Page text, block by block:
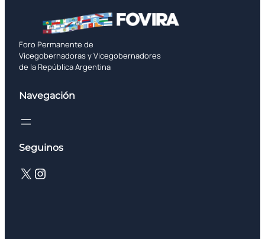
Foro Permanente de
Vicegobernadoras y Vicegobernadores
de la República Argentina
Navegación
Seguinos
X Instagram